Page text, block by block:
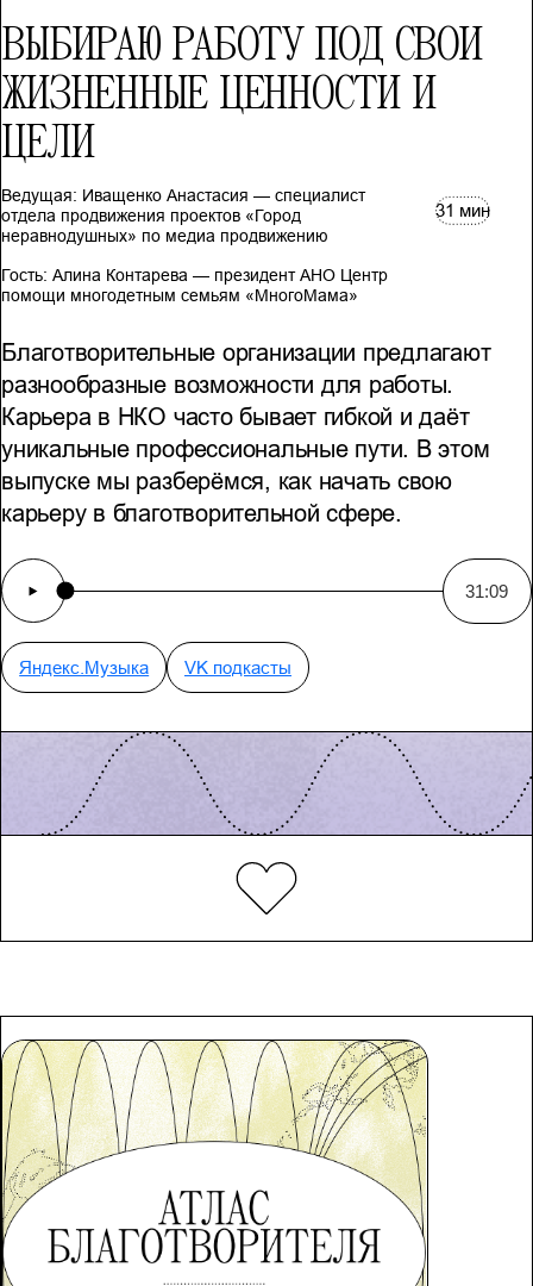
Ведущая: Иващенко Анастасия — специалист
отдела продвижения проектов «Город
неравнодушных» по медиа продвижению
Гость:Алина Контарева — президент АНО Центр
помощи многодетным семьям «МногоМама»
31 мин
ВЫБИРАЮ РАБОТУ ПОД СВОИ
ЖИЗНЕННЫЕ ЦЕННОСТИ И
ЦЕЛИ
Благотворительные организации предлагают
разнообразные возможности для работы.
Карьера в НКО часто бывает гибкой и даёт
уникальные профессиональные пути. В этом
выпуске мы разберёмся, как начать свою
карьеру в благотворительной сфере.
31:09
Яндекс.Музыка VK подкасты